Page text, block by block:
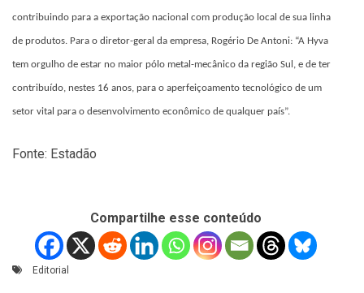
contribuindo para a exportação nacional com produção local de sua linha
de produtos. Para o diretor-geral da empresa, Rogério De Antoni: “A Hyva
tem orgulho de estar no maior pólo metal-mecânico da região Sul, e de ter
contribuído, nestes 16 anos, para o aperfeiçoamento tecnológico de um
setor vital para o desenvolvimento econômico de qualquer país”.
Fonte: Estadão
Compartilhe esse conteúdo
Editorial